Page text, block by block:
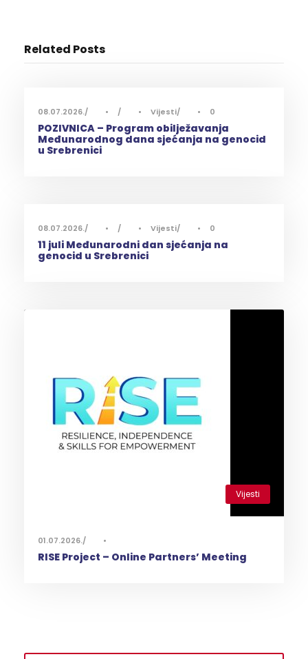
Related Posts
08.07.2026. • • Vijesti • 0
POZIVNICA – Program obilježavanja
Međunarodnog dana sjećanja na genocid
u Srebrenici
08.07.2026. • • Vijesti • 0
11 juli Međunarodni dan sjećanja na
genocid u Srebrenici
Vijesti
01.07.2026. •
RISE Project – Online Partners’ Meeting